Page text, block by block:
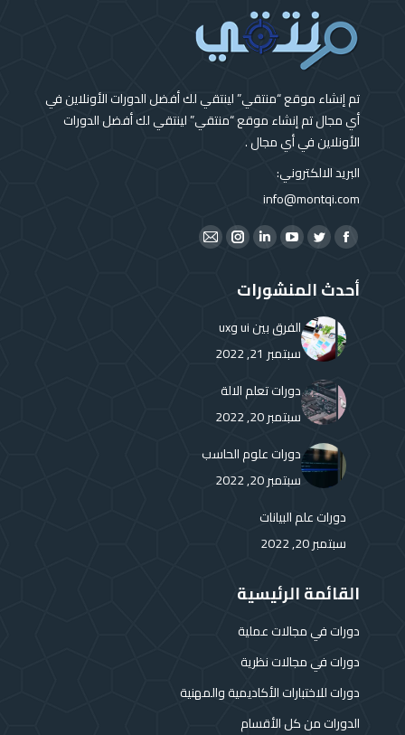
تم إنشاء موقع “منتقي” لينتقي لك أفضل الدورات الأونلاين في
أي مجال تم إنشاء موقع “منتقي” لينتقي لك أفضل الدورات
الأونلاين في أي مجال .
البريد الالكتروني:
info@montqi.com
Find us on:
Facebook
opens
in
new
window
Twitter
opens
in
new
window
YouTube
opens
new
window
Linkedin
opens
new
window
Instagram
opens
new
window
Mail
أحدث المنشورات
الفرق بين ui وux
سبتمبر 21, 2022
دورات تعلم الالة
سبتمبر 20, 2022
دورات علوم الحاسب
سبتمبر 20, 2022
دورات علم البيانات
سبتمبر 20, 2022
القائمة الرئيسية
دورات في مجالات عملية
دورات في مجالات نظرية
دورات للاختبارات الأكاديمية والمهنية
الدورات من كل الأقسام